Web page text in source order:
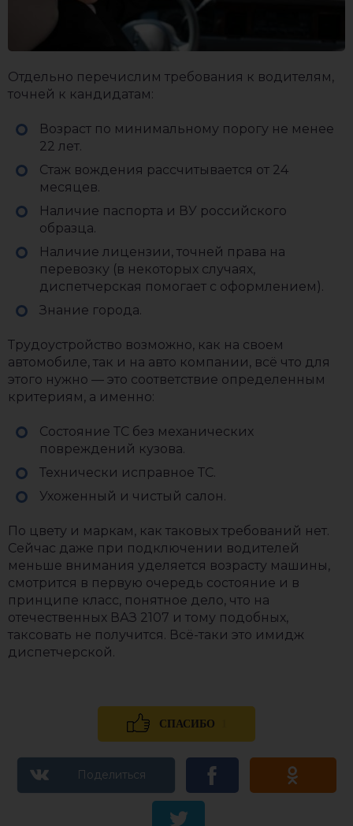
Отдельно перечислим требования к водителям,
точней к кандидатам:
Возраст по минимальному порогу не менее
22 лет.
Стаж вождения рассчитывается от 24
месяцев.
Наличие паспорта и ВУ российского
образца.
Наличие лицензии, точней права на
перевозку (в некоторых случаях,
диспетчерская помогает с оформлением).
Знание города.
Трудоустройство возможно, как на своем
автомобиле, так и на авто компании, всё что для
этого нужно — это соответствие определенным
критериям, а именно:
Состояние ТС без механических
повреждений кузова.
Технически исправное ТС.
Ухоженный и чистый салон.
По цвету и маркам, как таковых требований нет.
Сейчас даже при подключении водителей
меньше внимания уделяется возрасту машины,
смотрится в первую очередь состояние и в
принципе класс, понятное дело, что на
отечественных ВАЗ 2107 и тому подобных,
таксовать не получится. Всё-таки это имидж
диспетчерской.
СПАСИБО